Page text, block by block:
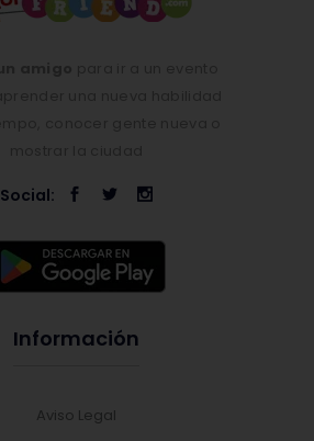
Social:
Información
Aviso Legal